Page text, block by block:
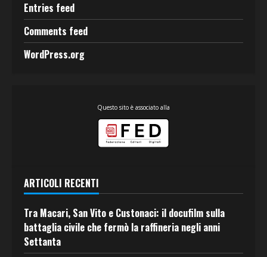
Entries feed
Comments feed
WordPress.org
Questo sito è associato alla
ARTICOLI RECENTI
Tra Macari, San Vito e Custonaci: il docufilm sulla
battaglia civile che fermò la raffineria negli anni
Settanta